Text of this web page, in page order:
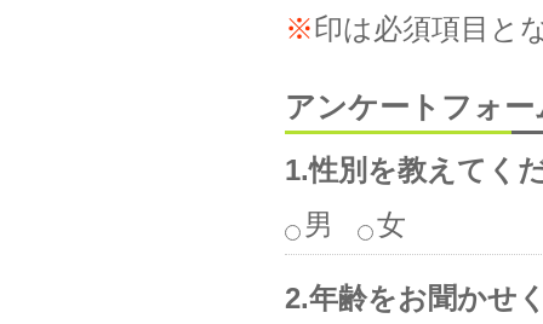
※印は必須項目と
アンケートフォー
1.性別を教えてく
男
女
2.年齢をお聞かせ